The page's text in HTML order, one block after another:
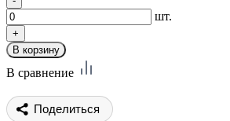
шт.
В сравнение
Поделиться